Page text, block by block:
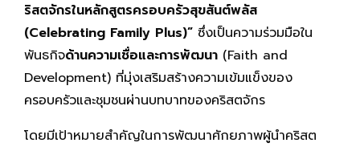
ริสตจักรในหลักสูตรครอบครัวสุขสันต์พลัส
(Celebrating Family Plus)” ซึ่งเป็นความร่วมมือใน
พันธกิจด้านความเชื่อและการพัฒนา (Faith and
Development) ที่มุ่งเสริมสร้างความเข้มแข็งของ
ครอบครัวและชุมชนผ่านบทบาทของคริสตจักร
โดยมีเป้าหมายสำคัญในการพัฒนาศักยภาพผู้นำคริสต